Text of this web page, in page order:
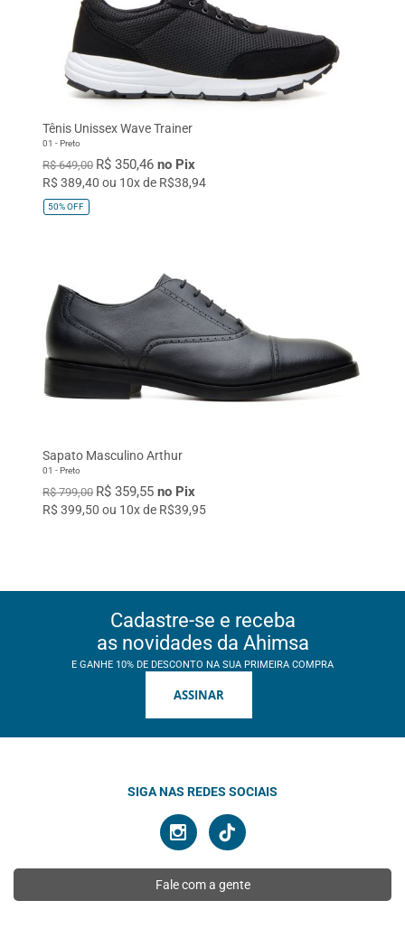
Tênis Unissex Wave Trainer
01 - Preto
R$ 649,00 R$ 350,46 no Pix
R$ 389,40 ou 10x de R$38,94
50%OFF
Sapato Masculino Arthur
01 - Preto
R$ 799,00 R$ 359,55 no Pix
R$ 399,50 ou 10x de R$39,95
Cadastre-se e receba
as novidades da Ahimsa
E GANHE 10% DE DESCONTO NA SUA PRIMEIRA COMPRA
ASSINAR
SIGA NAS REDES SOCIAIS
Fale com a gente